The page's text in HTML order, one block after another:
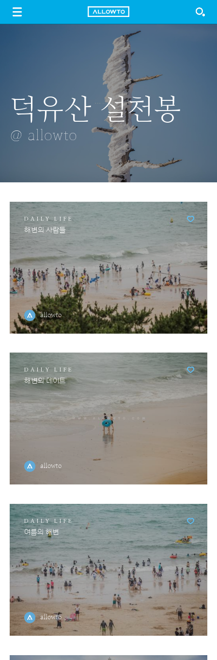
덕유산 설천봉
@ allowto
단풍나무
@ allowto
서울야경
@ allowto
골든볼이
돋보이는
퍼팅 순간
@ allowto
DAILY LIFE
해변의 사람들
allowto
DAILY LIFE
해변의 데이트
allowto
DAILY LIFE
여름의 해변
allowto